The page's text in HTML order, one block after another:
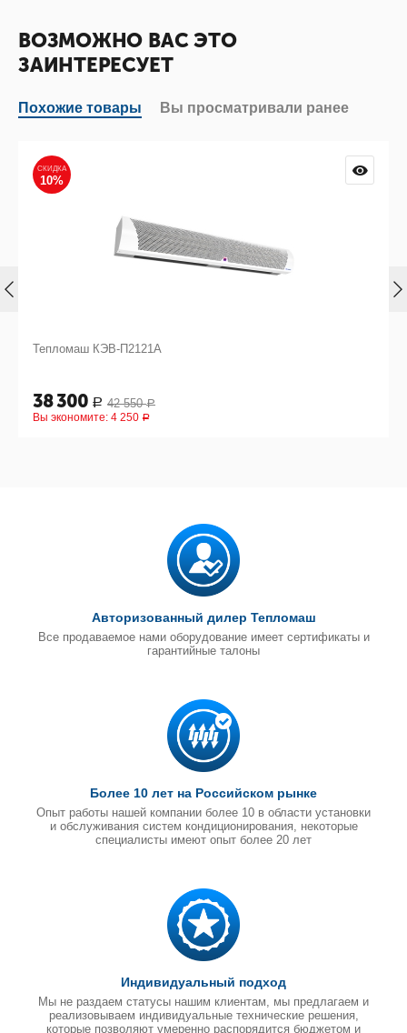
ВОЗМОЖНО ВАС ЭТО
ЗАИНТЕРЕСУЕТ
Похожие товары Вы просматривали ранее
СКИДКА
10%
Тепломаш КЭВ-П2121А
38 300 Р 42 550 Р
Вы экономите: 4 250 Р
Авторизованный дилер Тепломаш
Все продаваемое нами оборудование имеет сертификаты и
гарантийные талоны
Более 10 лет на Российском рынке
Опыт работы нашей компании более 10 в области установки
и обслуживания систем кондиционирования, некоторые
специалисты имеют опыт более 20 лет
Индивидуальный подход
Мы не раздаем статусы нашим клиентам, мы предлагаем и
реализовываем индивидуальные технические решения,
которые позволяют умеренно распорядится бюджетом и